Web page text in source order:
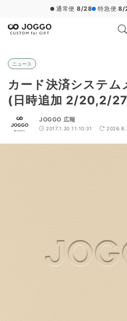
通常便 8/28 特急便 8/
ニュース
カード決済システム
(日時追加 2/20,2/
JOGGO 広報
2017.1.30 11:10:31